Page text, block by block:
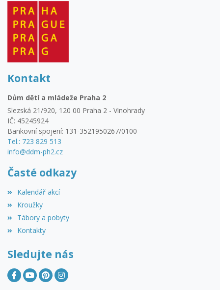
Kontakt
Dům dětí a mládeže Praha 2
Slezská 21/920, 120 00 Praha 2 - Vinohrady
IČ: 45245924
Bankovní spojení: 131-3521950267/0100
Tel.: 723 829 513
info@ddm-ph2.cz
Časté odkazy
Kalendář akcí
Kroužky
Tábory a pobyty
Kontakty
Sledujte nás